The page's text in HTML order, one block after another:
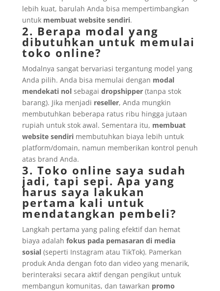
lebih kuat, barulah Anda bisa mempertimbangkan
untuk membuat website sendiri.
2. Berapa modal yang
dibutuhkan untuk memulai
toko online?
Modalnya sangat bervariasi tergantung model yang
Anda pilih. Anda bisa memulai dengan modal
mendekati nolsebagai dropshipper(tanpa stok
barang). Jika menjadi reseller, Anda mungkin
membutuhkan beberapa ratus ribu hingga jutaan
rupiah untuk stok awal. Sementara itu, membuat
website sendirimembutuhkan biaya lebih untuk
platform/domain, namun memberikan kontrol penuh
atas brand Anda.
3. Toko online saya sudah
jadi, tapi sepi. Apa yang
harus saya lakukan
pertama kali untuk
mendatangkan pembeli?
Langkah pertama yang paling efektif dan hemat
biaya adalah fokus pada pemasaran di media
sosial(seperti Instagram atau TikTok). Pamerkan
produk Anda dengan foto dan video yang menarik,
berinteraksi secara aktif dengan pengikut untuk
membangun komunitas, dan tawarkan promo